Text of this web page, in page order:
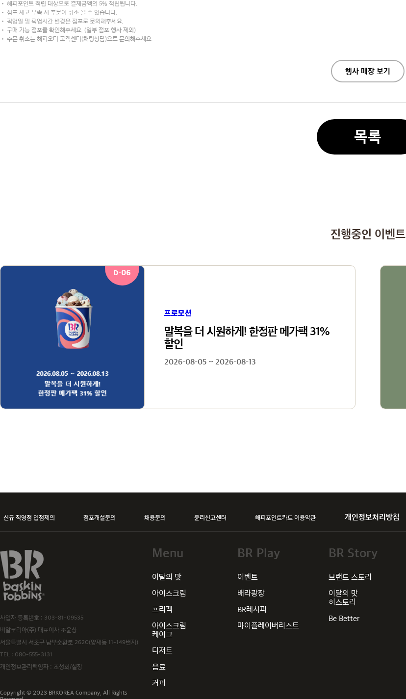
• 해피포인트 적립 대상으로 결제금액의 5% 적립됩니다.
• 점포 재고 부족 시 주문이 취소 될 수 있습니다.
• 픽업일 및 픽업시간 변경은 점포로 문의해주세요.
• 구매 가능 점포를 확인해주세요. (일부 점포 행사 제외)
• 주문 취소는 해피오더 고객센터(채팅상담)으로 문의해주세요.
행사 매장 보기
목록
진행중인 이벤트
D-06
프로모션
말복을 더 시원하게! 한정판 메가팩 31%
할인
2026-08-05 ~ 2026-08-13
신규 직영점 입점제의 점포개설문의 채용문의 윤리신고센터 해피포인트카드 이용약관 개인정보처리방침
baskiN robbiNs
사업자 등록번호 : 303-81-09535
비알코리아(주) 대표이사 조윤상
서울특별시 서초구 남부순환로 2620(양재동 11-149번지)
TEL : 080-555-3131
개인정보관리책임자 : 조성희/실장
Copyright © 2023 BRKOREA Company. All Rights
Menu
이달의 맛
아이스크림
프리팩
아이스크림
케이크
디저트
음료
커피
BR Play
이벤트
배라광장
BR레시피
마이플레이버리스트
BR Story
브랜드 스토리
이달의 맛
히스토리
Be Better